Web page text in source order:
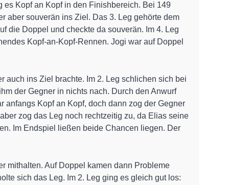
es Kopf an Kopf in den Finishbereich. Bei 149
aber souverän ins Ziel. Das 3. Leg gehörte dem
die Doppel und checkte da souverän. Im 4. Leg
Kopf-an-Kopf-Rennen. Jogi war auf Doppel
auch ins Ziel brachte. Im 2. Leg schlichen sich bei
der Gegner in nichts nach. Durch den Anwurf
anfangs Kopf an Kopf, doch dann zog der Gegner
zog das Leg noch rechtzeitig zu, da Elias seine
Im Endspiel ließen beide Chancen liegen. Der
mithalten. Auf Doppel kamen dann Probleme
sich das Leg. Im 2. Leg ging es gleich gut los: